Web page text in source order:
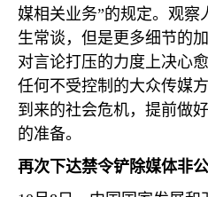
媒相关业务”的规定。观察
生常谈，但是更多细节的
对言论打压的力度上决心
任何不受控制的大众传媒
到来的社会危机，提前做
的准备。
再次下达禁令铲除媒体非